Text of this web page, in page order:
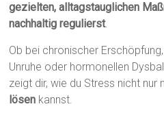
gezielten, alltagstauglichen
nachhaltig regulierst.
Ob bei chronischer
Unruhe oder hormonellen
zeigt dir, wie du Stress nicht
lösen kannst.